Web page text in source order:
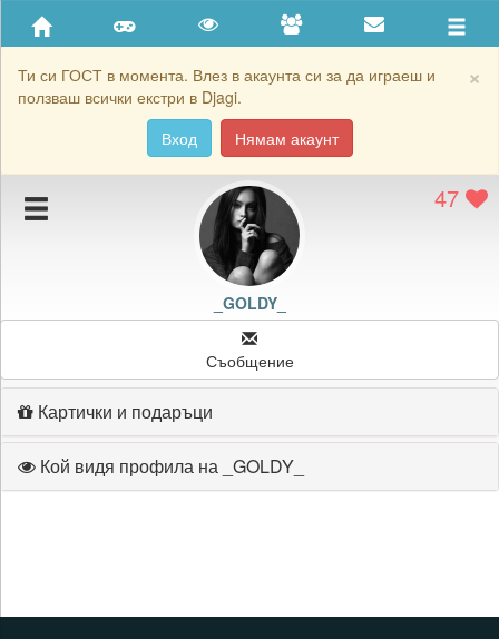
×
Ти си ГОСТ в момента. Влез в акаунта си за да играеш и
ползваш всички екстри в Djagi.
Вход
Нямам акаунт
Приятели
Хронология на игри
Подаръците на _GOLDY_
Картичките на _GOLDY_
47
_GOLDY_
Съобщение
Картички и подаръци
Кой видя профила на _GOLDY_